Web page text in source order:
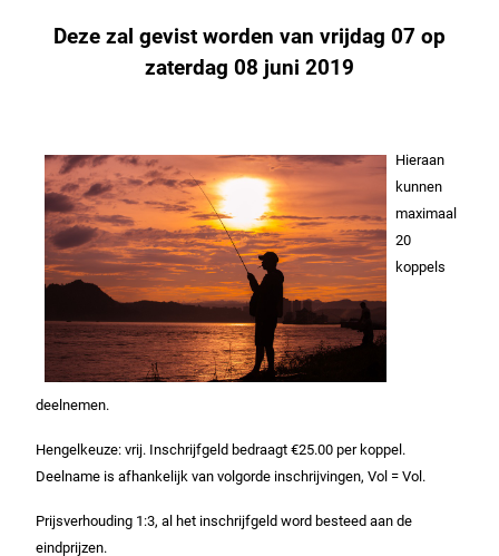
Deze zal gevist worden van vrijdag 07 op
zaterdag 08 juni 2019
Hieraan
kunnen
maximaal
20
koppels
deelnemen.
Hengelkeuze: vrij. Inschrijfgeld bedraagt €25.00 per koppel.
Deelname is afhankelijk van volgorde inschrijvingen, Vol = Vol.
Prijsverhouding 1:3, al het inschrijfgeld word besteed aan de
eindprijzen.